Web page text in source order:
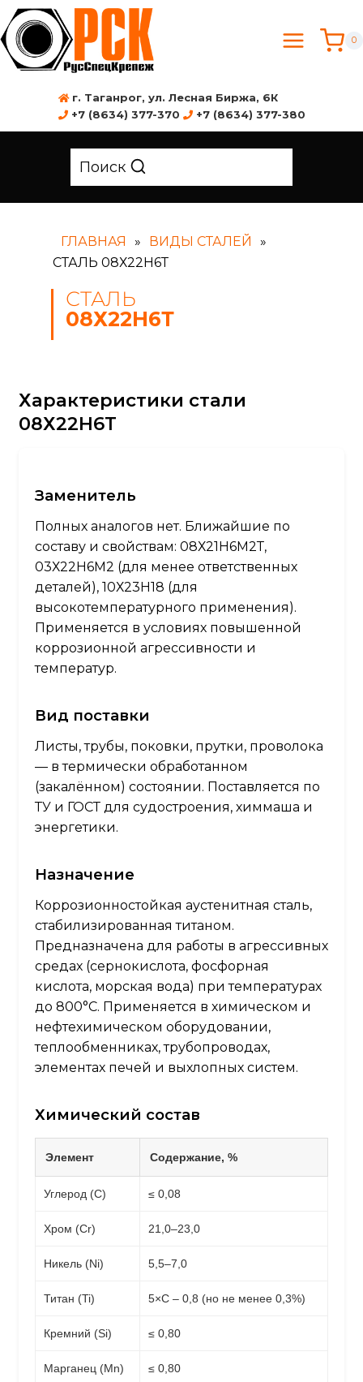
0
г. Таганрог, ул. Лесная Биржа, 6К
+7 (8634) 377-370
+7 (8634) 377-380
Поиск
ГЛАВНАЯ » ВИДЫ СТАЛЕЙ
»
СТАЛЬ 08Х22Н6Т
СТАЛЬ
08Х22Н6Т
Характеристики стали
08Х22Н6Т
Заменитель
Полных аналогов нет. Ближайшие по
составу и свойствам: 08Х21Н6М2Т,
03Х22Н6М2 (для менее ответственных
деталей), 10Х23Н18 (для
высокотемпературного применения).
Применяется в условиях повышенной
коррозионной агрессивности и
температур.
Вид поставки
Листы, трубы, поковки, прутки, проволока
— в термически обработанном
(закалённом) состоянии. Поставляется по
ТУ и ГОСТ для судостроения, химмаша и
энергетики.
Назначение
Коррозионностойкая аустенитная сталь,
стабилизированная титаном.
Предназначена для работы в агрессивных
средах (сернокислота, фосфорная
кислота, морская вода) при температурах
до 800°C. Применяется в химическом и
нефтехимическом оборудовании,
теплообменниках, трубопроводах,
элементах печей и выхлопных систем.
Химический состав
Элемент Содержание, %
Углерод (C) ≤ 0,08
Хром (Cr) 21,0–23,0
Никель (Ni) 5,5–7,0
Титан (Ti) 5×C – 0,8 (но не менее 0,3%)
Кремний (Si) ≤ 0,80
Марганец (Mn) ≤ 0,80